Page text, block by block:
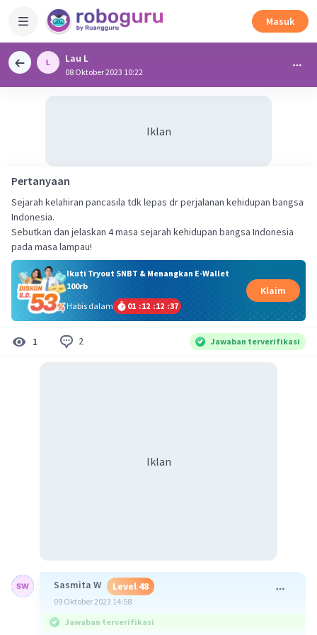
Masuk
Lau L
08 Oktober 2023 10:22
Iklan
Pertanyaan
Sejarah kelahiran pancasila tdk lepas dr perjalanan kehidupan bangsa
Indonesia.
Sebutkan dan jelaskan 4 masa sejarah kehidupan bangsa Indonesia
pada masa lampau!
Ikuti Tryout SNBT & Menangkan E-Wallet
100rb
Habis dalam
01 :12 :12 :37
Klaim
1 2 Jawaban terverifikasi
Iklan
Sasmita W Level 48
09 Oktober 2023 14:58
Jawaban terverifikasi